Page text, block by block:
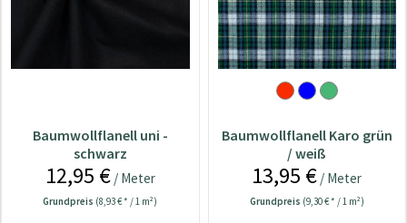
Baumwollflanell uni -
schwarz
12,95 €/ Meter
Grundpreis (8,93 € * / 1 m²)
Baumwollflanell Karo grün
/ weiß
13,95 € / Meter
Grundpreis (9,30 € * / 1 m²)